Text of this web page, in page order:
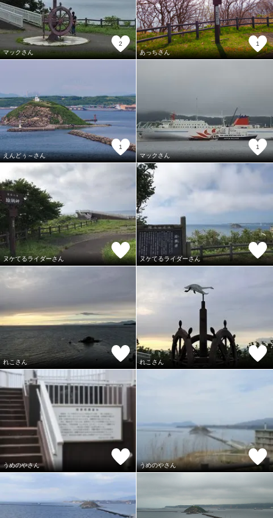
マックさん
2
あっちさん
1
えんどぅ～さん
1
マックさん
1
ヌケてるライダーさん ヌケてるライダーさん
れこさん れこさん
うめのやさん うめのやさん